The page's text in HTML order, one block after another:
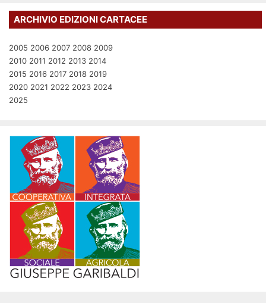
ARCHIVIO EDIZIONI CARTACEE
2005 2006 2007 2008 2009
2010 2011 2012 2013 2014
2015 2016 2017 2018 2019
2020 2021 2022 2023 2024
2025